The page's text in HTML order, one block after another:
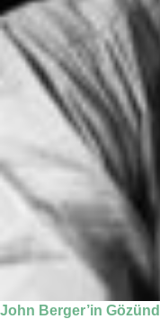
John Berger’in